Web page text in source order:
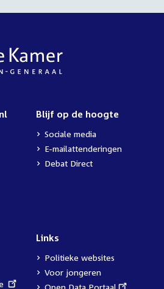
Blijf op de hoogte
Sociale media
E-mailattenderingen
Debat Direct
Links
Politieke websites
Voor jongeren
External
Open Data Portaal